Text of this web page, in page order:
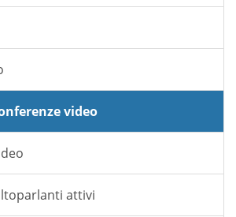
video
attivi